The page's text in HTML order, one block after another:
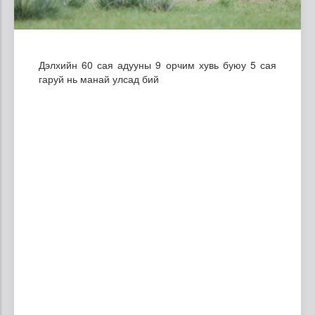
Дэлхийн 60 сая адууны 9 орчим хувь буюу 5 сая
гаруй нь манай улсад бий